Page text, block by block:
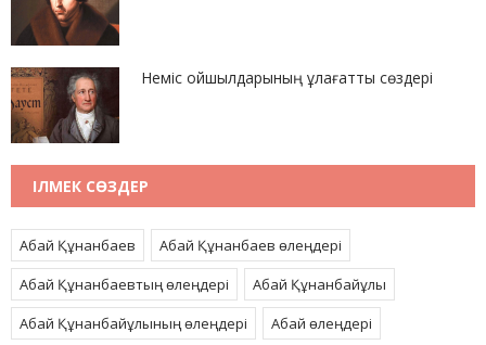
Неміс ойшылдарының ұлағатты сөздері
ІЛМЕК СӨЗДЕР
Абай Құнанбаев
Абай Құнанбаев өлеңдері
Абай Құнанбаевтың өлеңдері
Абай Құнанбайұлы
Абай Құнанбайұлының өлеңдері
Абай өлеңдері